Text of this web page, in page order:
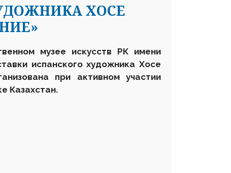
ХОСЕ
музее искусств РК имени
испанского художника Хосе
при активном участии
Казахстан.